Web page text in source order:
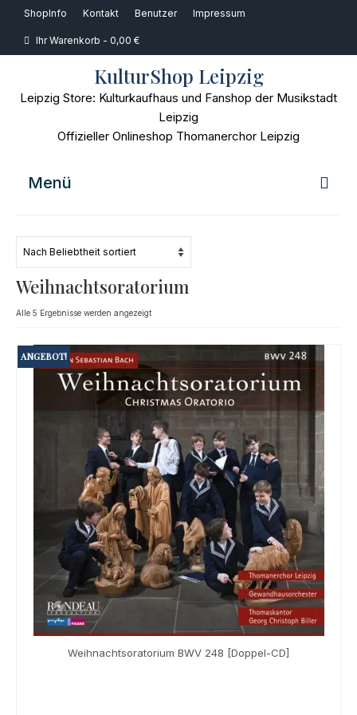
ShopInfo Kontakt Benutzer Impressum
Ihr Warenkorb - 0,00 €
KulturShop Leipzig
Leipzig Store: Kulturkaufhaus und Fanshop der Musikstadt
Leipzig
Offizieller Onlineshop Thomanerchor Leipzig
Menü
Musik
Souvenir
Sale [%]
Weihnachtsoratorium
Alle 5 Ergebnisse werden angezeigtNach
sortiert
ANGEBOT!
Weihnachtsoratorium BWV 248 [Doppel-CD]